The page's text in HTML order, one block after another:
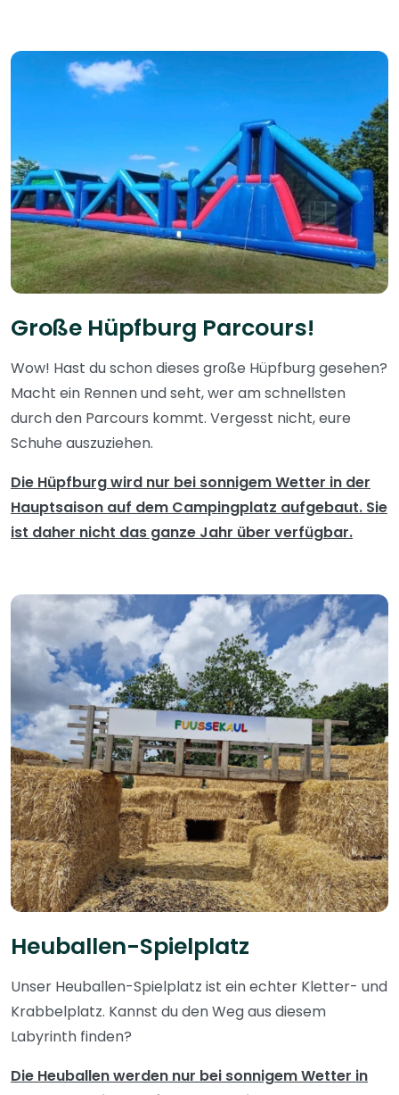
Große Hüpfburg Parcours!
Wow! Hast du schon dieses große Hüpfburg gesehen?
Macht ein Rennen und seht, wer am schnellsten
durch den Parcours kommt. Vergesst nicht, eure
Schuhe auszuziehen.
Die Hüpfburg wird nur bei sonnigem Wetter in der
Hauptsaison auf dem Campingplatz aufgebaut. Sie
ist daher nicht das ganze Jahr über verfügbar.
Heuballen-Spielplatz
Unser Heuballen-Spielplatz ist ein echter Kletter- und
Krabbelplatz. Kannst du den Weg aus diesem
Labyrinth finden?
Die Heuballen werden nur bei sonnigem Wetter in